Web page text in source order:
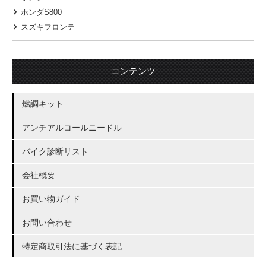
ホンダS800
スズキフロンテ
コンテンツ
燃調キット
アンチアルコールニードル
バイク診断リスト
会社概要
お買い物ガイド
お問い合わせ
特定商取引法に基づく表記